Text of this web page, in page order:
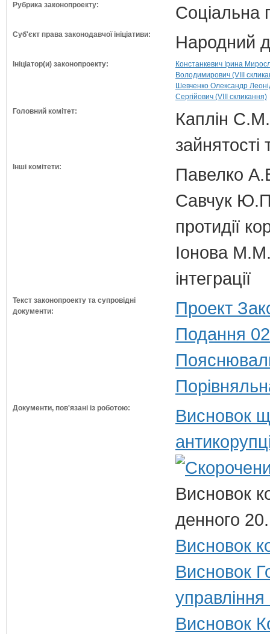
Рубрика законопроекту: Соціальна
Суб'єкт права законодавчої ініціативи: Народний
Ініціатор(и) законопроекту:
Констанкевич Ірина
Володимирович (VIII
Шевченко Олександр
Сергійович (VIII скликання)
Головний комітет:
Каплін С.М.
зайнятості
Інші комітети:
Павелко
Савчук Ю.П.
протидії
Іонова М.М.
інтеграції
Текст законопроекту та супровідні
документи:
Проект
Подання
Документи, пов'язані із роботою:
Висновок
Висновок
денного
Висновок
Висновок
Висновок